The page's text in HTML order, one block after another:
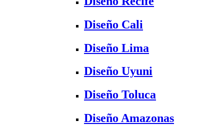
Diseño Cali
Diseño Lima
Diseño Uyuni
Diseño Toluca
Diseño Amazonas